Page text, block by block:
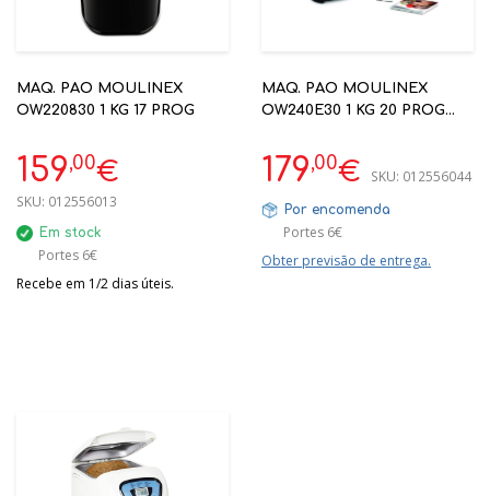
MAQ. PAO MOULINEX
OW220830 1 KG 17 PROG
159,00€
SKU: 012556013
Em stock
Portes 6€
Recebe em 1/2 dias úteis.
MAQ. PAO MOULINEX
OW240E30 1 KG 20 PROG
179,00€ SKU: 012556044
Por encomenda
Portes 6€
Obter previsão de entrega.